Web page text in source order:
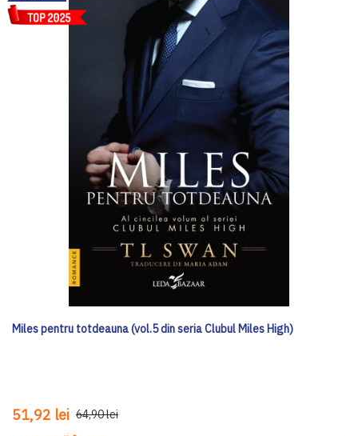
Miles pentru totdeauna (vol.5 din seria Clubul Miles High)
51,92 lei 64,90 lei